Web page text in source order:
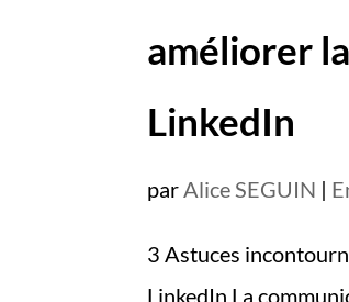
améliorer
LinkedIn
parAlice SEGUIN |
3 Astuces
LinkedIn La